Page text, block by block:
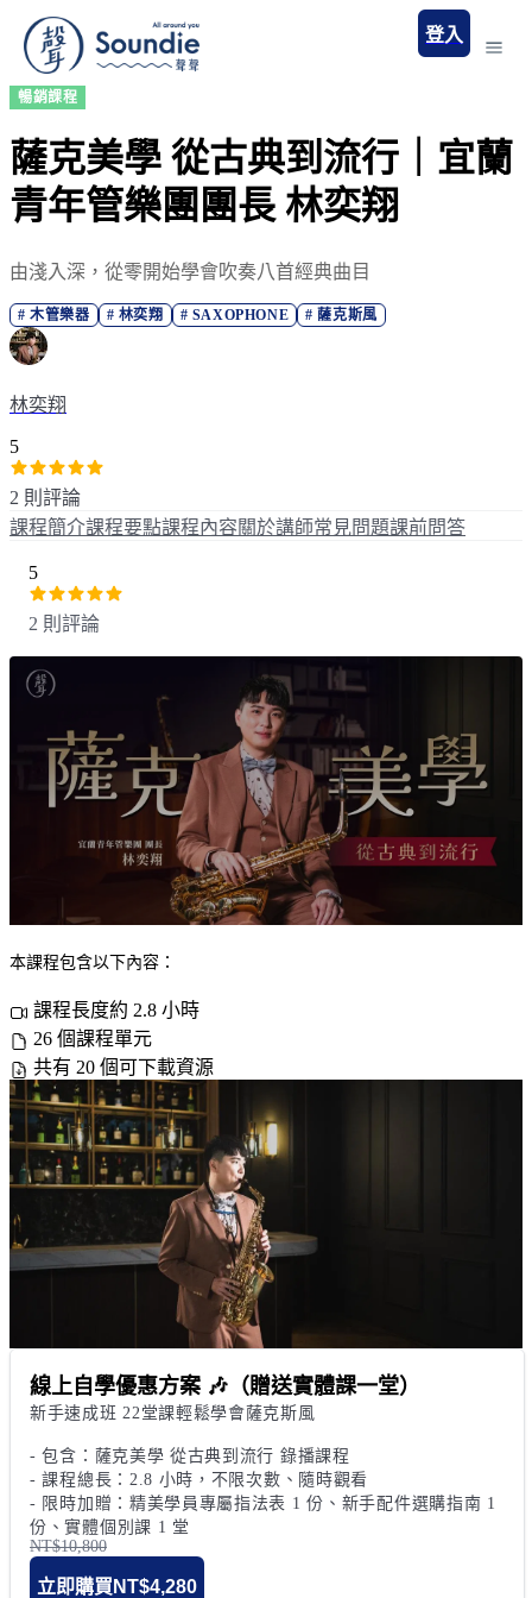
登入
暢銷課程
薩克美學 從古典到流行｜宜蘭
青年管樂團團長 林奕翔
由淺入深，從零開始學會吹奏八首經典曲目
#木管樂器 # 林奕翔 # SAXOPHONE #薩克斯風
林奕翔
5
2 則評論
課程簡介課程要點課程內容關於講師常見問題課前問答
5
2 則評論
本課程包含以下內容：
課程長度約 2.8 小時
26 個課程單元
共有 20 個可下載資源
線上自學優惠方案 🎶（贈送實體課一堂）
新手速成班 22堂課輕鬆學會薩克斯風
- 包含：薩克美學 從古典到流行 錄播課程
- 課程總長：2.8 小時，不限次數、隨時觀看
- 限時加贈：精美學員專屬指法表 1 份、新手配件選購指南 1
份、實體個別課 1 堂
NT$10,800
立即購買 NT$4,280